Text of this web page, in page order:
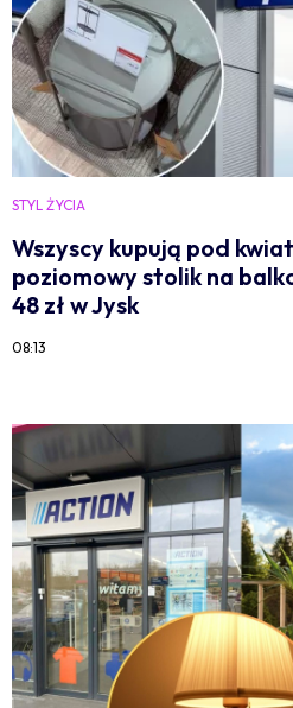
STYL ŻYCIA
Wszyscy kupują pod
poziomowy stolik na
48 zł w Jysk
08:13